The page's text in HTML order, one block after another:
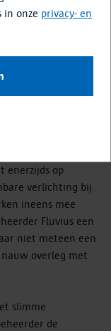
aantrekkelijk en
als
gedimd kunnen
enerzijds op
verlichting bij
ineens mee
Fluvius een
niet meteen een
overleg met
slimme
de
in onze privacy- en